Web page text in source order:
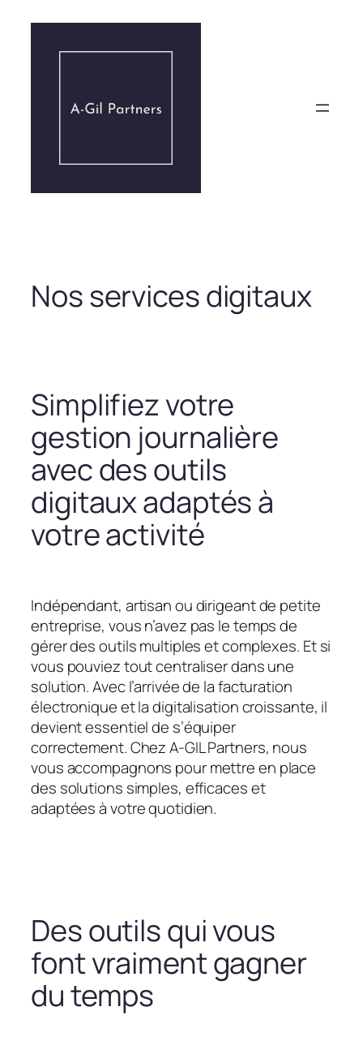
contenu
Nos services digitaux
Simplifiez votre
gestion journalière
avec des outils
digitaux adaptés à
votre activité
Indépendant, artisan ou dirigeant de petite
entreprise, vous n’avez pas le temps de
gérer des outils multiples et complexes. Et si
vous pouviez tout centraliser dans une
solution. Avec l’arrivée de la facturation
électronique et la digitalisation croissante, il
devient essentiel de s’équiper
correctement. Chez A-GIL Partners, nous
vous accompagnons pour mettre en place
des solutions simples, efficaces et
adaptées à votre quotidien.
Des outils qui vous
font vraiment gagner
du temps